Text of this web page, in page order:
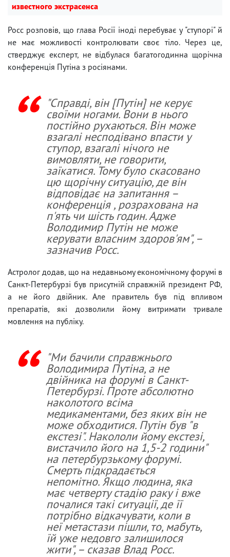
известного экстрасенса
Росс розповів, що глава Росії іноді перебуває у "ступорі" й
не має можливості контролювати своє тіло. Через це,
стверджує експерт, не відбулася багатогодинна щорічна
конференція Путіна з росіянами.
"Справді, він [Путін] не керує
своїми ногами. Вони в нього
постійно рухаються. Він може
взагалі несподівано впасти у
ступор, взагалі нічого не
вимовляти, не говорити,
заїкатися. Тому було скасовано
цю щорічну ситуацію, де він
відповідає на запитання –
конференція , розрахована на
п'ять чи шість годин. Адже
Володимир Путін не може
керувати власним здоров'ям", –
зазначив Росс.
Астролог додав, що на недавньому економічному форумі в
Санкт-Петербурзі був присутній справжній президент РФ,
а не його двійник. Але правитель був під впливом
препаратів, які дозволили йому витримати тривале
мовлення на публіку.
"Ми бачили справжнього
Володимира Путіна, а не
двійника на форумі в Санкт-
Петербурзі. Проте абсолютно
наколотого всіма
медикаментами, без яких він не
може обходитися. Путін був "в
екстезі". Накололи йому екстезі,
вистачило його на 1,5-2 години"
на петербурзькому форумі.
Смерть підкрадається
непомітно. Якщо людина, яка
має четверту стадію раку і вже
почалися такі ситуації, де її
потрібно відкачувати, коли в
неї метастази пішли, то, мабуть,
їй уже недовго залишилося
жити", – сказав Влад Росс.